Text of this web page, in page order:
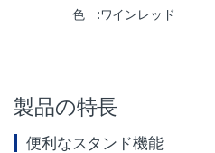
ワインレッド
製品の特長
便利なスタンド機能